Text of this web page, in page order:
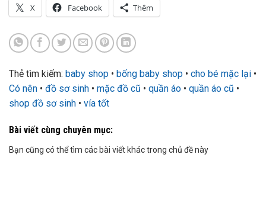
X Facebook Thêm
Thẻ tìm kiếm: baby shop • bống baby shop • cho bé mặc lại •
Có nên • đồ sơ sinh • mặc đồ cũ • quần áo • quần áo cũ •
shop đồ sơ sinh • vía tốt
Bài viết cùng chuyên mục:
Bạn cũng có thể tìm các bài viết khác trong chủ đề này